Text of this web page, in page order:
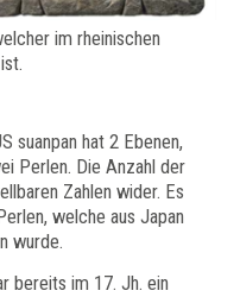
im rheinischen
suanpan hat 2 Ebenen,
Perlen. Die Anzahl der
Zahlen wider. Es
welche aus Japan
wurde.
bereits im 17. Jh. ein